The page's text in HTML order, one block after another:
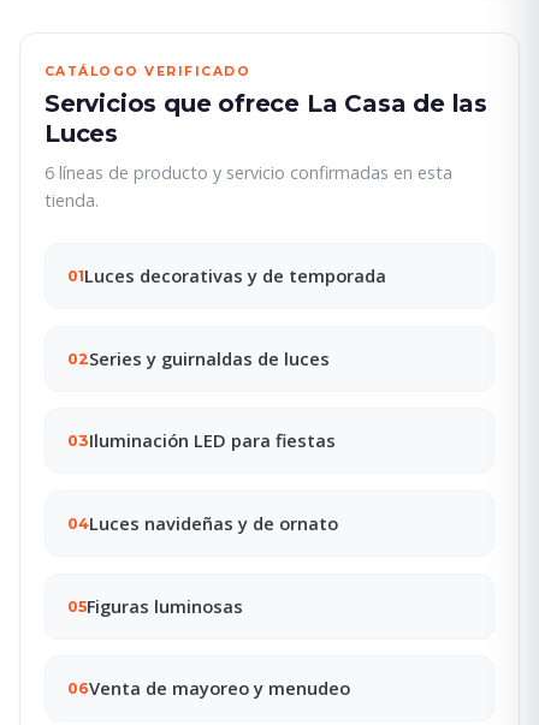
CATÁLOGO VERIFICADO
Servicios que ofrece La Casa de las
Luces
6 líneas de producto y servicio confirmadas en esta
tienda.
01Luces decorativas y de temporada
02Series y guirnaldas de luces
03Iluminación LED para fiestas
04Luces navideñas y de ornato
05Figuras luminosas
06Venta de mayoreo y menudeo